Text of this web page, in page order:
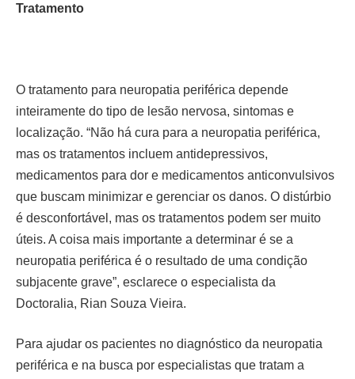
Tratamento
O tratamento para neuropatia periférica depende
inteiramente do tipo de lesão nervosa, sintomas e
localização. “Não há cura para a neuropatia periférica,
mas os tratamentos incluem antidepressivos,
medicamentos para dor e medicamentos anticonvulsivos
que buscam minimizar e gerenciar os danos. O distúrbio
é desconfortável, mas os tratamentos podem ser muito
úteis. A coisa mais importante a determinar é se a
neuropatia periférica é o resultado de uma condição
subjacente grave”, esclarece o especialista da
Doctoralia, Rian Souza Vieira.
Para ajudar os pacientes no diagnóstico da neuropatia
periférica e na busca por especialistas que tratam a